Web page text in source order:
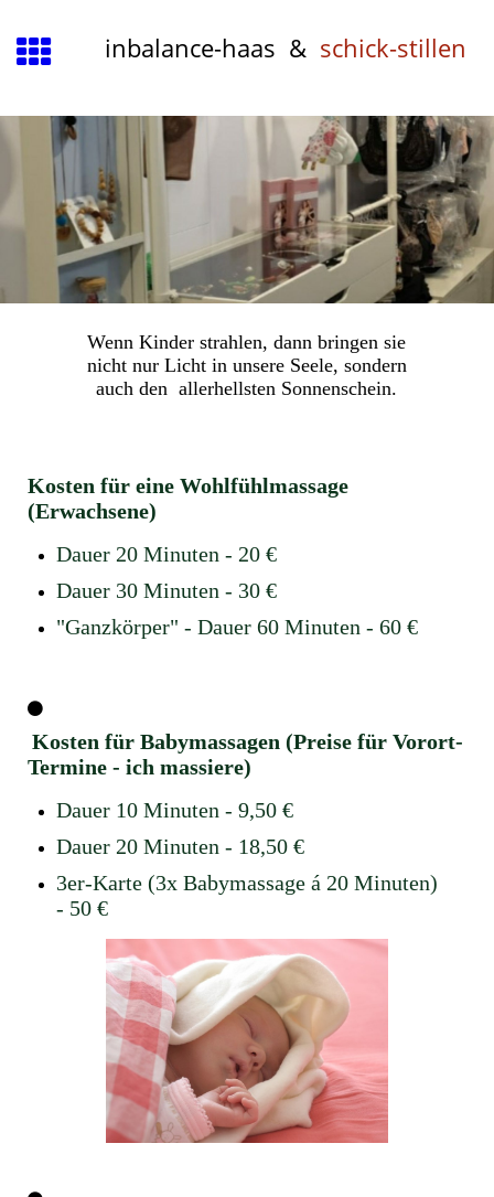
inbalance-haas & schick-stillen
Wenn Kinder strahlen, dann bringen sie
nicht nur Licht in unsere Seele, sondern
auch den allerhellsten Sonnenschein.
Kosten für eine Wohlfühlmassage
(Erwachsene)
Dauer 20 Minuten - 20 €
Dauer 30 Minuten - 30 €
"Ganzkörper" - Dauer 60 Minuten - 60 €
Kosten für Babymassagen (Preise für Vorort-
Termine - ich massiere)
Dauer 10 Minuten - 9,50 €
Dauer 20 Minuten - 18,50 €
3er-Karte (3x Babymassage á 20 Minuten)
- 50 €